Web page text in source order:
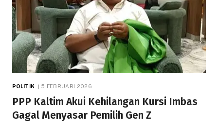
POLITIK 5 FEBRUARI 2026
PPP Kaltim Akui Kehilangan Kursi Imbas
Gagal Menyasar Pemilih Gen Z